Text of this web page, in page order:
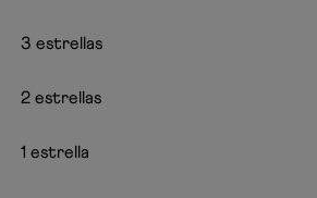
3 estrellas
2 estrellas
1 estrella